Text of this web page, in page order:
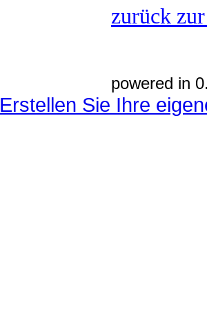
zurück
powered in
Erstellen Sie Ihre